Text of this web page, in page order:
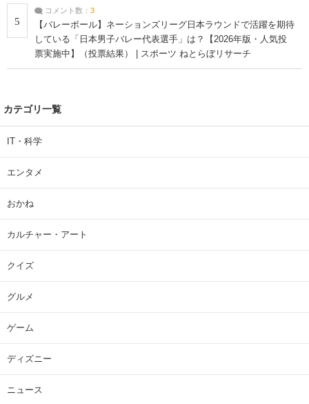
5
コメント数： 3
【バレーボール】ネーションズリーグ日本ラウンドで活躍を期待
している「日本男子バレー代表選手」は？【2026年版・人気投
票実施中】（投票結果） | スポーツ ねとらぼリサーチ
カテゴリ一覧
IT・科学
エンタメ
おかね
カルチャー・アート
クイズ
グルメ
ゲーム
ディズニー
ニュース